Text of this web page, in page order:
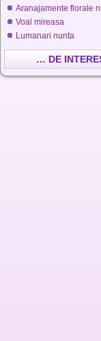
Aranajamente florale
Voal mireasa
Lumanari nunta
… DE